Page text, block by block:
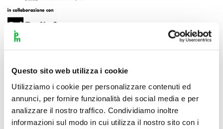
Questo sito web utilizza i cookie
Utilizziamo i cookie per personalizzare contenuti ed
annunci, per fornire funzionalità dei social media e per
analizzare il nostro traffico. Condividiamo inoltre
informazioni sul modo in cui utilizza il nostro sito con i